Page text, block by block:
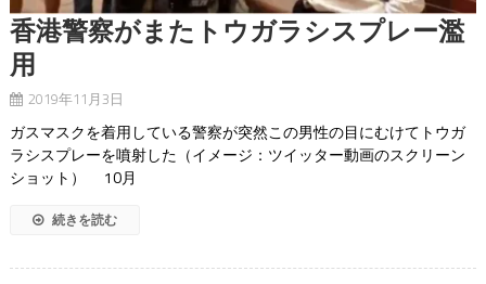
香港警察がまたトウガラシスプレー濫
用
2019年11月3日
ガスマスクを着用している警察が突然この男性の目にむけてトウガ
ラシスプレーを噴射した（イメージ：ツイッター動画のスクリーン
ショット） 10月
続きを読む